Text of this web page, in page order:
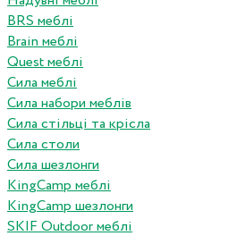
BRS меблі
Brain меблі
Quest меблі
Сила меблі
Сила набори меблів
Сила стільці та крісла
Сила столи
Сила шезлонги
KingCamp меблі
KingCamp шезлонги
SKIF Outdoor меблі